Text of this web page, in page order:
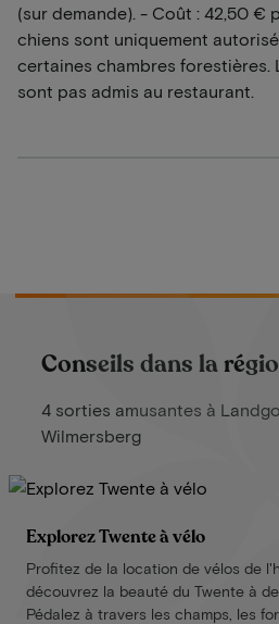
(sur demande). - Coût : 42,50 €
chiens sont uniquement
certaines chambres forestières.
sont pas admis au restaurant.
Conseils dans la
4 sorties amusantes à
Wilmersberg
Explorez Twente à vélo
Profitez de la location de vélos de
découvrez la beauté du Twente à
Pédalez à travers les champs, les